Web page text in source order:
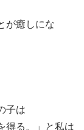
が癒しにな
子は
得る。」と私は